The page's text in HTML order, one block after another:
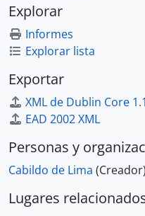
Explorar
Informes
Explorar lista
Exportar
XML de Dublin Core 1.1
EAD 2002 XML
Personas y
Cabildo de Lima (Creador)
Lugares